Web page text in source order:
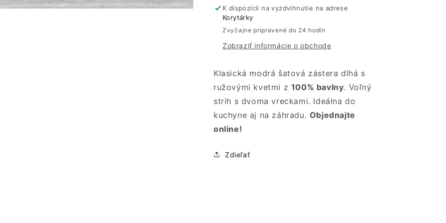
kvetmi
|
Bavlnená
Altex
kvetmi
Bavlnená
Altex
K dispozícii na vyzdvihnutie na adrese
Korytárky
Zvyčajne pripravené do 24 hodín
Zobraziť informácie o obchode
Klasická modrá šatová zástera dlhá s
ružovými kvetmi z 100% bavlny. Voľný
strih s dvoma vreckami. Ideálna do
kuchyne aj na záhradu. Objednajte
online!
Zdieľať